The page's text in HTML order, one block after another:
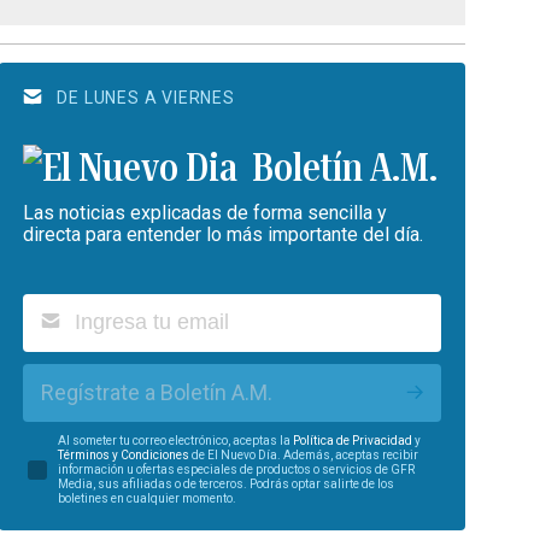
DE LUNES A VIERNES
Boletín A.M.
Las noticias explicadas de forma sencilla y
directa para entender lo más importante del día.
Regístrate a Boletín A.M.
Al someter tu correo electrónico, aceptas la Política de Privacidad y
Términos y Condiciones de El Nuevo Día. Además, aceptas recibir
información u ofertas especiales de productos o servicios de GFR
Media, sus afiliadas o de terceros. Podrás optar salirte de los
boletines en cualquier momento.